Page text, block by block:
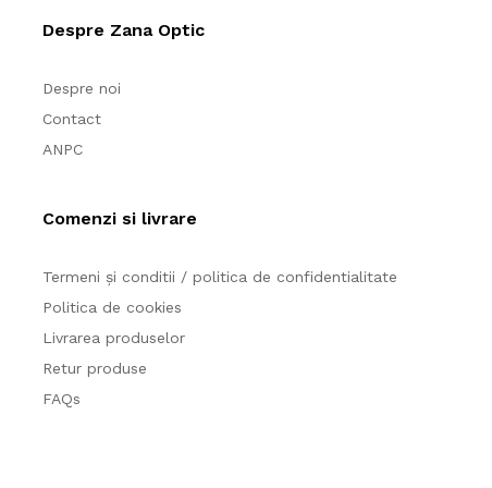
Despre Zana Optic
Despre noi
Contact
ANPC
Comenzi si livrare
Termeni și conditii / politica de confidentialitate
Politica de cookies
Livrarea produselor
Retur produse
FAQs